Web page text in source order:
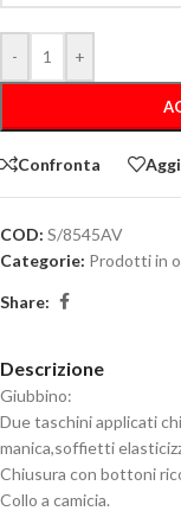
- +
Confronta
COD: S/8545AV
Categorie: Prodotti in
Share:
Descrizione
Giubbino:
Due taschini applicati
manica,soffietti
Chiusura con bottoni
Collo a camicia.